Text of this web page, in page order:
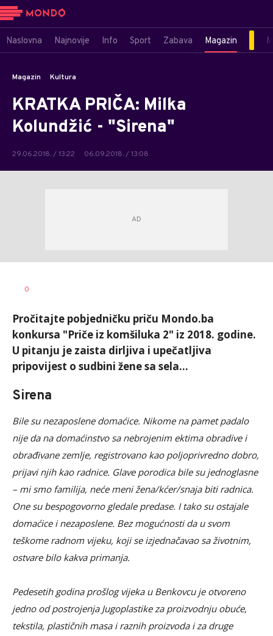
Naslovna Najnovije Info Sport Zabava Magazin
Magazin Kultura
KRATKA PRIČA: Milka
Kolundžić - "Sirena"
29.06.2018. / 13:22 06.09.2018. / 13:08
0
Pročitajte pobjedničku priču Mondo.ba
konkursa "Priče iz komšiluka 2" iz 2018. godine.
U pitanju je zaista dirljiva i upečatljiva
pripovijest o sudbini žene sa sela...
Sirena
Bile su nezaposlene domaćice. Nikome na pamet padalo
nije da na domaćinstvo sa nebrojenim ektima obradive i
obrađivane zemlje, registrovano kao poljoprivredno dobro,
prijavi njih kao radnice. Glave porodica bile su jednoglasne
– mi smo familija, neće meni žena/kćer/snaja biti radnica.
One su bespogovorno gledale predase. I tako su ostajale
domaćice i nezaposlene. Bez mogućnosti da u svom
teškome radnom vijeku, koji se izjednačavao sa životnim,
ostvare bilo kakva primanja.
Pedesetih godina prošlog vijeka u Benkovcu je otvoreno
jedno od postrojenja Jugoplastike za proizvodnju obuće,
tekstila, plastičnih masa i raznih proizvoda i za druge